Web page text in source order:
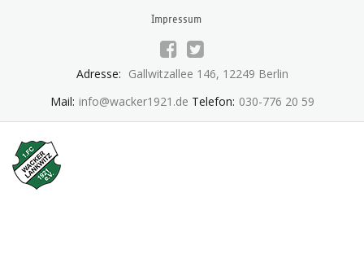
Impressum
Adresse: Gallwitzallee 146, 12249 Berlin
Mail: info@wacker1921.de Telefon: 030-776 20 59